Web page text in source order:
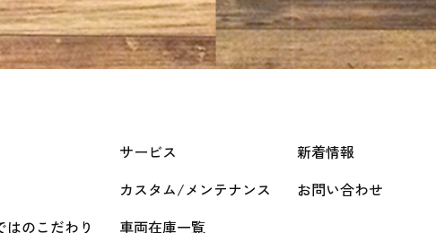
のこだわり
サービス
カスタム/メンテナンス
車両在庫一覧
新着情報
お問い合わせ